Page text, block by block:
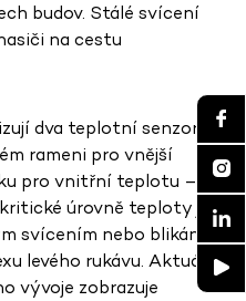
budov. Stálé svícení
na cestu
dva teplotní senzory
rameni pro vnější
pro vnitřní teplotu –
úrovně teploty je
svícením nebo blikáním
levého rukávu. Aktuální
vývoje zobrazuje